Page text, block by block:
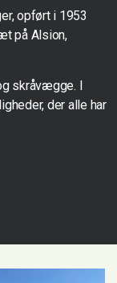
opført i 1953
på Alsion,
skråvægge. I
der alle har